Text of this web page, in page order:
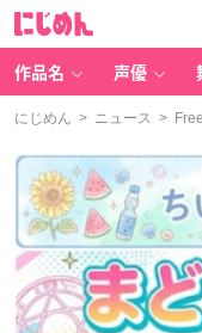
作品名 声優
にじめん > ニュース >